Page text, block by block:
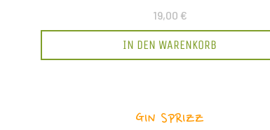
19,00 €
IN DEN WARENKORB
GIN SPRIZZ